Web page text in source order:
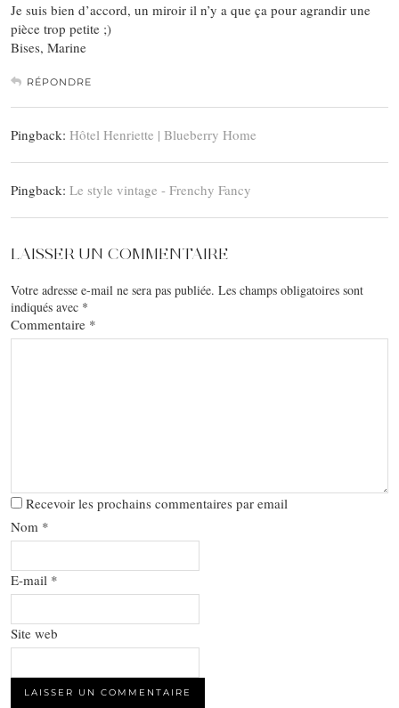
Je suis bien d’accord, un miroir il n’y a que ça pour agrandir une
pièce trop petite ;)
Bises, Marine
RÉPONDRE
Pingback: Hôtel Henriette | Blueberry Home
Pingback: Le style vintage - Frenchy Fancy
LAISSER UN COMMENTAIRE
Votre adresse e-mail ne sera pas publiée. Les champs obligatoires sont
indiqués avec *
Commentaire *
Recevoir les prochains commentaires par email
Nom *
E-mail *
Site web